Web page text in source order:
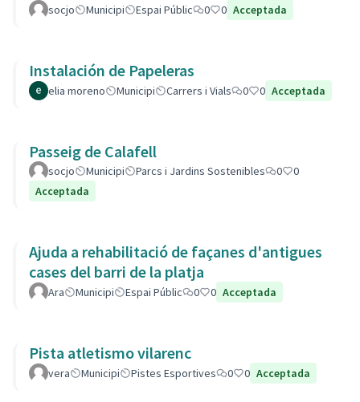
socjo Municipi Espai Públic 0 0 Acceptada
Instalación de Papeleras
elia moreno Municipi Carrers i Vials 0 0 Acceptada
Passeig de Calafell
socjo Municipi Parcs i Jardins Sostenibles 0
0
Acceptada
Ajuda a rehabilitació de façanes d'antigues
cases del barri de la platja
Ara Municipi Espai Públic 0 0 Acceptada
Pista atletismo vilarenc
vera Municipi Pistes Esportives 0 0 Acceptada